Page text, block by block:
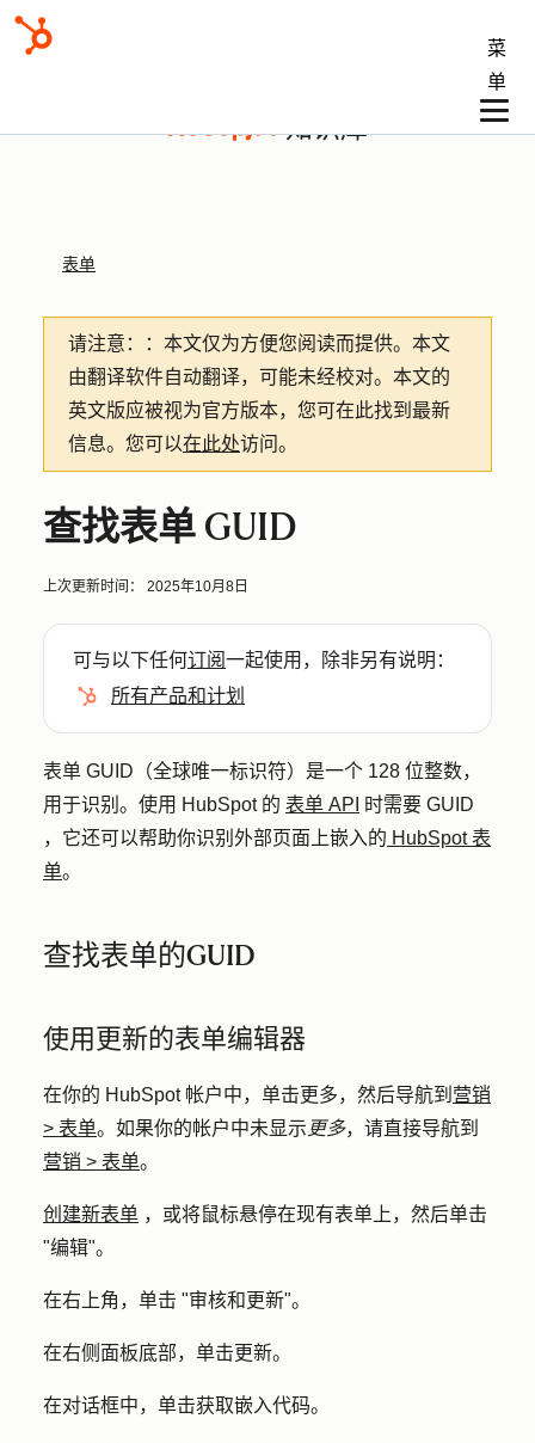
菜
单
知识库
表单
请注意： ：本文仅为方便您阅读而提供。 本文
由翻译软件自动翻译，可能未经校对。本文的
英文版应被视为官方版本，您可在此找到最新
信息。您可以在此处访问。
查找表单 GUID
上次更新时间： 2025年10月8日
可与以下任何订阅一起使用，除非另有说明：
所有产品和计划
表单 GUID（全球唯一标识符）是一个 128 位整数，
用于识别。 使用 HubSpot 的 表单 API
时需要 GUID
，它还可以帮助你识别外部页面上嵌入的 HubSpot 表
单。
查找表单的GUID
使用更新的表单编辑器
在你的 HubSpot 帐户中，单击更多，然后导航到 营销
> 表单。如果你的帐户中未显示 更多，请直接导航到
营销 > 表单。
创建新表单 ，或将鼠标悬停在现有表单上，然后单击
"编辑"。
在右上角，单击 "审核和更新"。
在右侧面板底部，单击更新。
在对话框中，单击获取嵌入代码。